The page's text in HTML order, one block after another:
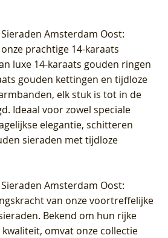
Amsterdam Oost:
prachtige 14-karaats
luxe 14-karaats gouden ringen
gouden kettingen en tijdloze
elk stuk is tot in de
Ideaal voor zowel speciale
elegantie, schitteren
sieraden met tijdloze
Amsterdam Oost:
van onze voortreffelijke
Bekend om hun rijke
omvat onze collectie